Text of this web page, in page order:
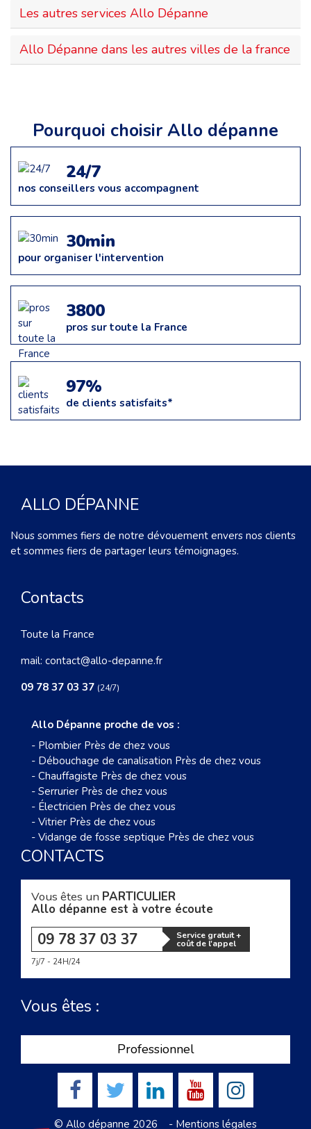
Les autres services Allo Dépanne
Allo Dépanne dans les autres villes de la france
Pourquoi choisir Allo dépanne
24/7
nos conseillers vous accompagnent
30min
pour organiser l'intervention
3800
pros sur toute la France
97%
de clients satisfaits*
ALLO DÉPANNE
Nous sommes fiers de notre dévouement envers nos clients
et sommes fiers de partager leurs témoignages.
Contacts
Toute la France
mail: contact@allo-depanne.fr
09 78 37 03 37 (24/7)
Allo Dépanne proche de vos :
- Plombier Près de chez vous
- Débouchage de canalisation Près de chez vous
- Chauffagiste Près de chez vous
- Serrurier Près de chez vous
- Électricien Près de chez vous
- Vitrier Près de chez vous
- Vidange de fosse septique Près de chez vous
CONTACTS
Vous êtes un PARTICULIER
Allo dépanne est à votre écoute
09 78 37 03 37 Service gratuit +
coût de l'appel
7j/7 - 24H/24
Vous êtes :
Professionnel
© Allo dépanne 2026 - Mentions légales